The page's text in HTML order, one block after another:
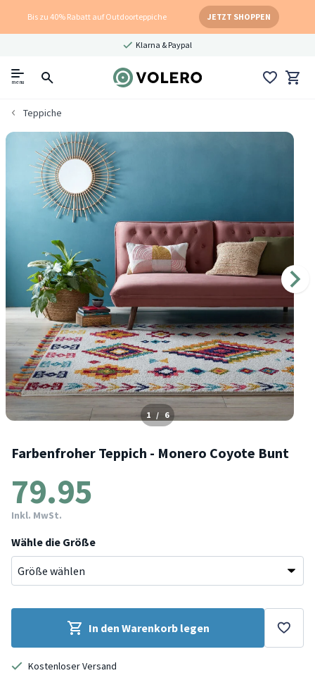
Bis zu 40% Rabatt auf Outdoorteppiche JETZT SHOPPEN
Klarna & Paypal
menu
Teppiche
1 / 6
Farbenfroher Teppich - Monero Coyote Bunt
79.95
Inkl. MwSt.
Wähle die Größe
In den Warenkorb legen
Kostenloser Versand